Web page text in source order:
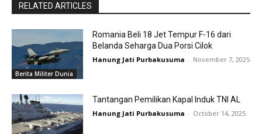
RELATED ARTICLES
Berita Militer Dunia
Romania Beli 18 Jet Tempur F-16 dari
Belanda Seharga Dua Porsi Cilok
Hanung Jati Purbakusuma - November 7, 2025
Tantangan Pemilikan Kapal Induk TNI AL
Hanung Jati Purbakusuma - October 14, 2025